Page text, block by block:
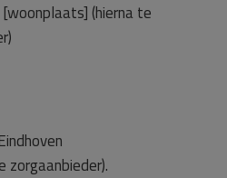
(hierna te
zorgaanbieder).